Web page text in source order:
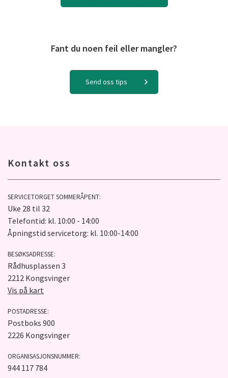
Fant du noen feil eller mangler?
Send oss tips
Kontakt oss
SERVICETORGET SOMMERÅPENT:
Uke 28 til 32
Telefontid: kl. 10:00 - 14:00
Åpningstid servicetorg: kl. 10:00-14:00
BESØKSADRESSE:
Rådhusplassen 3
2212 Kongsvinger
Vis på kart
POSTADRESSE:
Postboks 900
2226 Kongsvinger
ORGANISASJONSNUMMER:
944 117 784